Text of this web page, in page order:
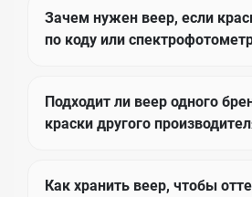
Зачем нужен веер, если
по коду или
Подходит ли веер одного
краски другого
Как хранить веер, чтобы